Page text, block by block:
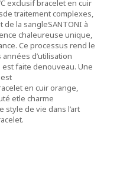
exclusifbracelet en cuir
de traitement complexes,
de la sangleSANTONI à
chaleureuse unique,
. Ce processus rend le
d’utilisation
est faite denouveau. Une
est
en cuirorange,
etle charme
style de vie dans l’art